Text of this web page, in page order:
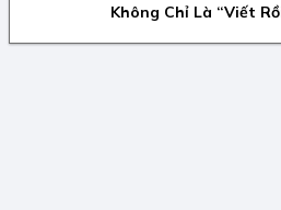
Không Chỉ Là “Viết